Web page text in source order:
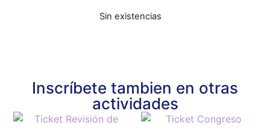
Sin existencias
Inscríbete tambien en otras
actividades